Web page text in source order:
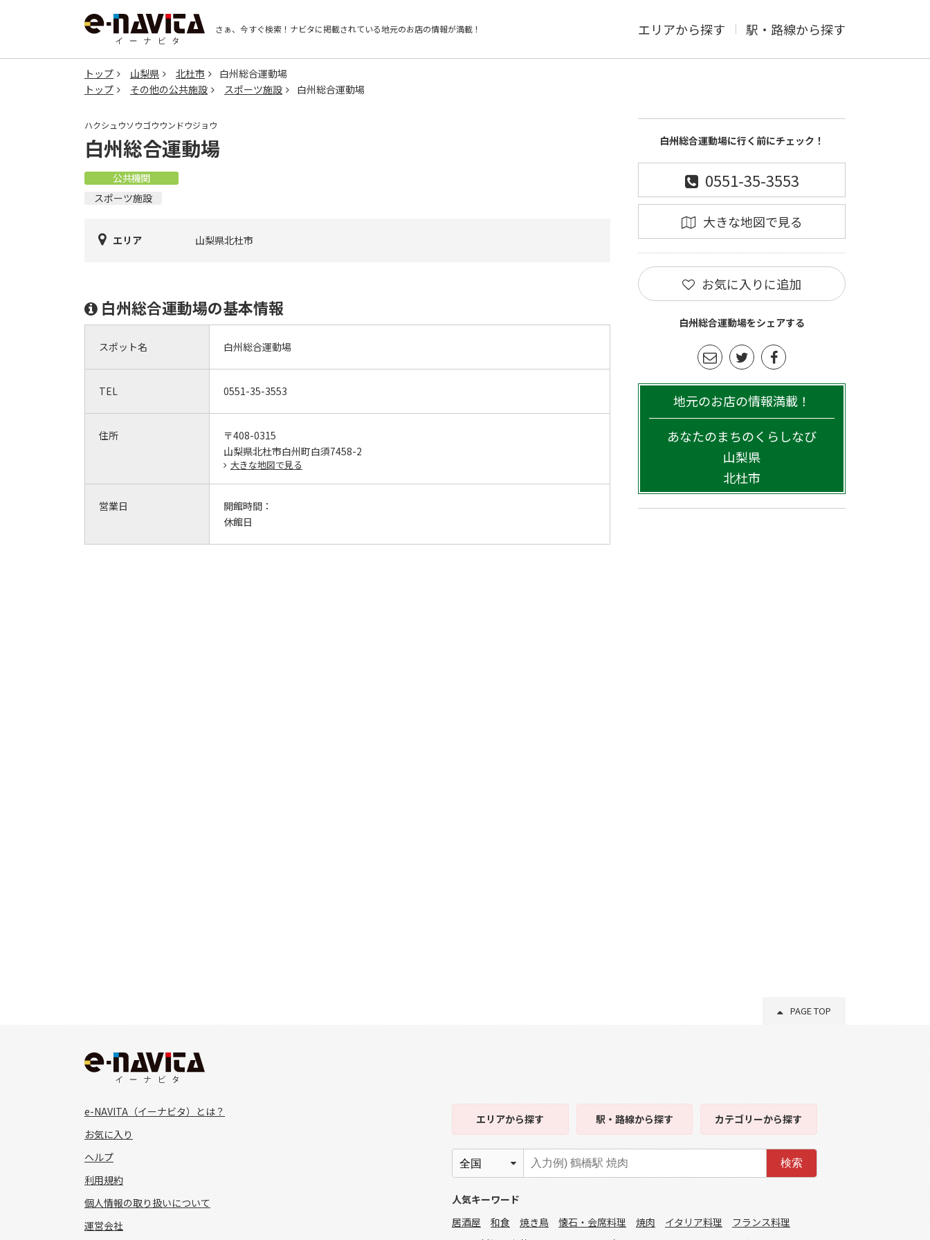
さぁ、今すぐ検索！ ナビタに掲載されている地元のお店の情報が満載！ エリアから探す 駅・路線から探す
トップ 山梨県 北杜市
白州総合運動場
トップ
その他の公共施設 スポーツ施設 白州総合運動場
ハクシュウソウゴウウンドウジョウ
白州総合運動場
公共機関
スポーツ施設
エリア 山梨県北杜市
白州総合運動場の基本情報
スポット名 白州総合運動場
TEL 0551-35-3553
住所
〒408-0315
山梨県北杜市白州町白須7458-2
大きな地図で見る
営業日
開館時間：
休館日
白州総合運動場に行く前にチェック！
0551-35-3553
大きな地図で見る
お気に入りに追加
白州総合運動場をシェアする
地元のお店の情報満載！
あなたのまちのくらしなび
山梨県
北杜市
PAGE TOP
e-NAVITA（イーナビタ）とは？
お気に入り
ヘルプ
利用規約
個人情報の取り扱いについて
運営会社
エリアから探す 駅・路線から探す カテゴリーから探す
検索
人気キーワード
居酒屋
和食 焼き鳥 懐石・会席料理 焼肉 イタリア料理
フランス料理